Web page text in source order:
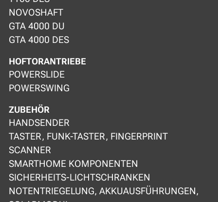
NOVOSHAFT
GTA 4000 DU
GTA 4000 DES
HOFTORANTRIEBE
POWERSLIDE
POWERSWING
ZUBEHÖR
HANDSENDER
TASTER, FUNK-TASTER, FINGERPRINT
SCANNER
SMARTHOME KOMPONENTEN
SICHERHEITS-LICHTSCHRANKEN
NOTENTRIEGELUNG, AKKUAUSFÜHRUNGEN,